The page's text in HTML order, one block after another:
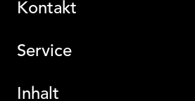
Kontakt
Service
Inhalt